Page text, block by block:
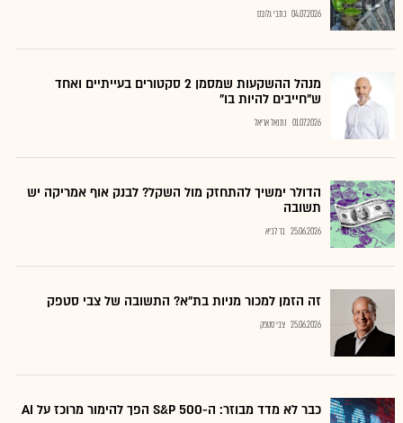
04.07.2026 כתבי גלובס
מנהל ההשקעות שמסמן 2 סקטורים בעייתיים ואחד
ש"חייבים להיות בו"
01.07.2026 נתנאל אריאל
הדולר ימשיך להתחזק מול השקל? לבנק אוף אמריקה יש
תשובה
25.06.2026 בר לביא
זה הזמן למכור מניות בת"א? התשובה של צבי סטפק
25.06.2026 צבי סטפק
כבר לא מדד מבוזר: ה-S&P 500 הפך להימור מרוכז על AI